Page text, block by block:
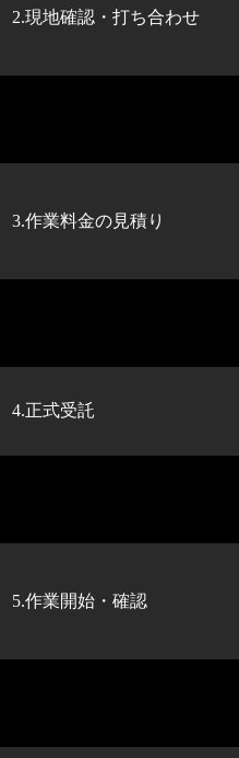
2.現地確認・打ち合わせ
3.作業料金の見積り
4.正式受託
5.作業開始・確認